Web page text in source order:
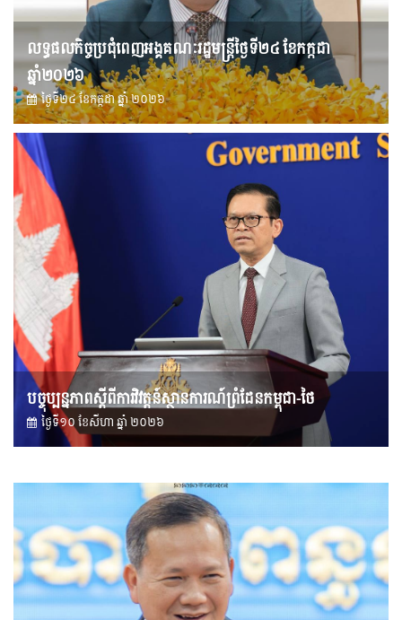
លទ្ធផលកិច្ចប្រជុំពេញអង្គគណៈរដ្ឋមន្រ្តីថ្ងៃទី២៤ ខែកក្កដា
ឆ្នាំ២០២៦
ថ្ងៃទី២៤ ខែ​កក្កដា ឆ្នាំ ២០២៦
បច្ចុប្បន្នភាពស្ដីពីការវិវត្តន៍ស្ថានការណ៍ព្រំដែនកម្ពុជា-ថៃ
ថ្ងៃទី១០ ខែ​សីហា ឆ្នាំ ២០២៦